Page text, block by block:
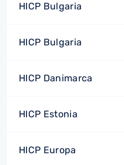
HICP Bulgaria
HICP Bulgaria
HICP Danimarca
HICP Estonia
HICP Europa